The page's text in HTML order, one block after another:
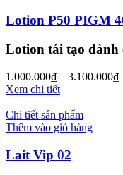
Lotion P50 PIGM
Lotion tái tạo dành
1.000.000₫ – 3.100.000₫
Xem chi tiết
Chi tiết sản phẩm
Thêm vào giỏ hàng
Lait Vip 02